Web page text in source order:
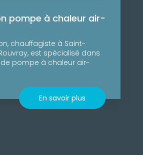
pompe à chaleur air-
chauffagiste à Saint-
est spécialisé dans
de pompe à chaleur air-
En savoir plus